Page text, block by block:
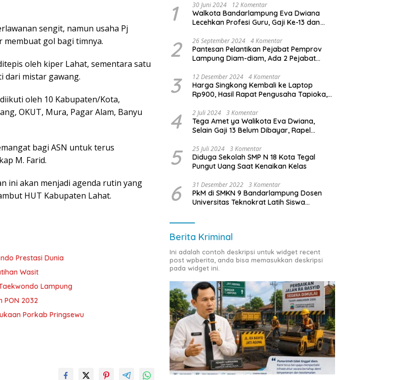
sengit, namun usaha Pj
membuat gol bagi timnya.
oleh kiper Lahat, sementara satu
dari mistar gawang.
oleh 10 Kabupaten/Kota,
OKUT, Mura, Pagar Alam, Banyu
bagi ASN untuk terus
M. Farid.
ini akan menjadi agenda rutin yang
HUT Kabupaten Lahat.
Prestasi Dunia
Wasit
Lampung
PON 2032
Porkab Pringsewu
1 30 Juni 2024 12 Komentar
Walkota Bandarlampung Eva Dwiana
Lecehkan Profesi Guru, Gaji Ke-13 dan
2 26 September 2024 4 Komentar
Pantesan Pelantikan Pejabat Pemprov
Lampung Diam-diam, Ada 2 Pejabat
3 12 Desember 2024 4 Komentar
Harga Singkong Kembali ke Laptop
Rp900, Hasil Rapat Pengusaha Tapioka,
Lampung
4 2 Juli 2024 3 Komentar
Tega Amet ya Walikota Eva Dwiana,
Selain Gaji 13 Belum Dibayar, Rapel
Dibayar
5 25 Juli 2024 3 Komentar
Diduga Sekolah SMP N 18 Kota Tegal
Pungut Uang Saat Kenaikan Kelas
6 31 Desember 2022 3 Komentar
PkM di SMKN 9 Bandarlampung Dosen
Universitas Teknokrat Latih Siswa
Berita Kriminal
Ini adalah contoh deskripsi untuk widget recent
post wpberita, anda bisa memasukkan deskripsi
pada widget ini.